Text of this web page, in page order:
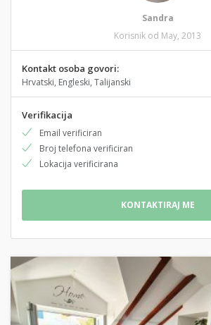
Sandra
Korisnik od May, 2013
Kontakt osoba govori:
Hrvatski, Engleski, Talijanski
Verifikacija
Email verificiran
Broj telefona verificiran
Lokacija verificirana
KONTAKTIRAJ ME